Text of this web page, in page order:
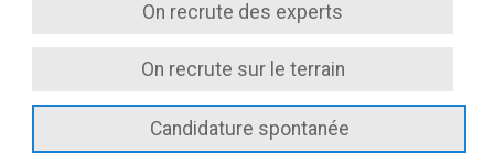
On recrute des experts
On recrute sur le terrain
Candidature spontanée